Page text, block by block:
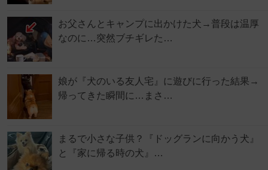
お父さんとキャンプに出かけた犬→普段は温厚
なのに…突然ブチギレた…
娘が『犬のいる友人宅』に遊びに行った結果→
帰ってきた瞬間に…まさ…
まるで小さな子供？『ドッグランに向かう犬』
と『家に帰る時の犬』…